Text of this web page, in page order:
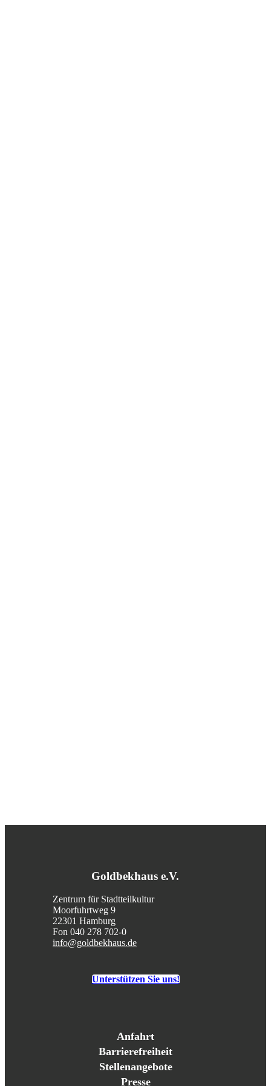
Goldbekhaus e.V.
Zentrum für Stadtteilkultur
Moorfuhrtweg 9
22301 Hamburg
Fon 040 278 702-0
info@goldbekhaus.de
Unterstützen Sie uns!
Anfahrt
Barrierefreiheit
Stellenangebote
Presse